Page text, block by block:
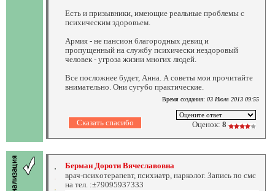
Есть и призывники, имеющие реальные проблемы с
психическим здоровьем.
Армия - не пансион благородных девиц и
пропущенный на службу психически нездоровый
человек - угроза жизни многих людей.
Все посложнее будет, Анна. А советы мои прочитайте
внимательно. Они сугубо практические.
Время создания: 03 Июля 2013 09:55
Оценок: 8
Берман Дороти Вячеславовна
врач-психотерапевт, психиатр, нарколог. Запись по смс
на тел. :±79095937333